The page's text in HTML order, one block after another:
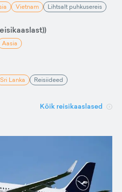
Vietnam Lihtsalt puhkusereis
Aasia
Sri Lanka Reisiideed
Kõik reisikaaslased